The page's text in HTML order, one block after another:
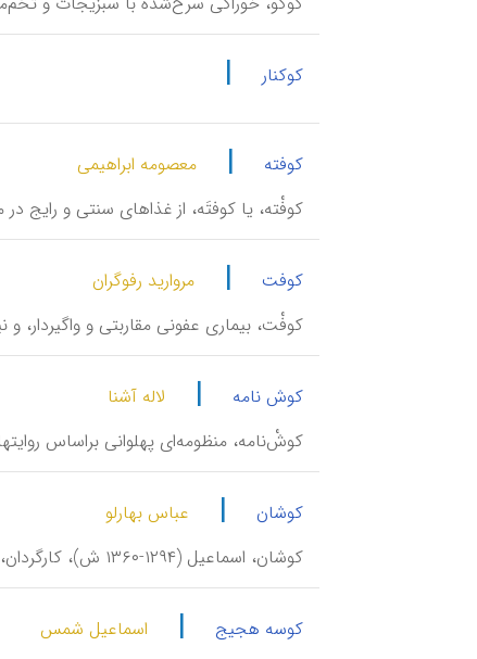
کوکنار |
کوفته |
معصومه ابراهیمی
کوفْته، یا کوفتَه، از غذاهای سنتی و رایج
کوفت |
مروارید رفوگران
کوفْت، بیماری‌ عفونی مقاربتی و واگیردار، و
کوش نامه |
لاله آشنا
کوشْ‌نامه، منظومه‌ای پهلوانی براساس روایتهای
کوشان |
عباس بهارلو
کوشان، اسماعیل (۱۲۹۴-۱۳۶۰ ش)، کارگردان، تهیه‌کننده و تصویربردار فیلمهای تجاری.
کوسه هجیج |
اسماعیل شمس